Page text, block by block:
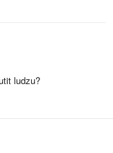
ludzu?